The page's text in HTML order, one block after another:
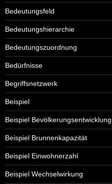
Bedeutungsfeld
Bedeutungshierarchie
Bedeutungszuordnung
Bedürfnisse
Begriffsnetzwerk
Beispiel
Beispiel Bevölkerungsentwicklung
Beispiel Brunnenkapazität
Beispiel Einwohnerzahl
Beispiel Wechselwirkung